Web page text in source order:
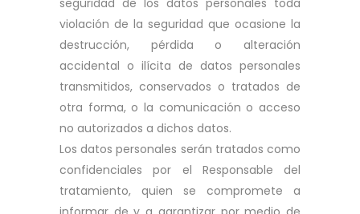
seguridad de los datos personales toda
violación de la seguridad que ocasione la
destrucción, pérdida o alteración
accidental o ilícita de datos personales
transmitidos, conservados o tratados de
otra forma, o la comunicación o acceso
no autorizados a dichos datos.
Los datos personales serán tratados como
confidenciales por el Responsable del
tratamiento, quien se compromete a